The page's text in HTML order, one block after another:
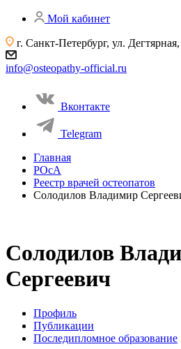
Мой кабинет
г. Санкт-Петербург, ул.
info@osteopathy-official.ru
Вконтакте
Telegram
Главная
РОсА
Реестр врачей остеопатов
Солодилов Владимир
Солодилов
Сергеевич
Профиль
Публикации
Последипломное образование